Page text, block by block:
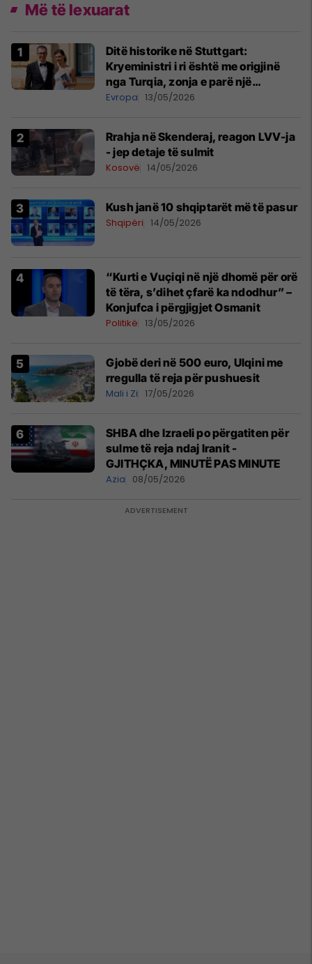
Më të lexuarat
Ditë historike në Stuttgart:
Kryeministri i ri është me origjinë
nga Turqia, zonja e parë një
shqiptare nga Kanadaja
Evropa 13/05/2026
Rrahja në Skenderaj, reagon LVV-ja
- jep detaje të sulmit
Kosovë 14/05/2026
Kush janë 10 shqiptarët më të pasur
Shqipëri 14/05/2026
“Kurti e Vuçiqi në një dhomë për orë
të tëra, s’dihet çfarë ka ndodhur” –
Konjufca i përgjigjet Osmanit
Politikë 13/05/2026
Gjobë deri në 500 euro, Ulqini me
rregulla të reja për pushuesit
Mali i Zi 17/05/2026
SHBA dhe Izraeli po përgatiten për
sulme të reja ndaj Iranit -
GJITHÇKA, MINUTË PAS MINUTE
Azia 08/05/2026